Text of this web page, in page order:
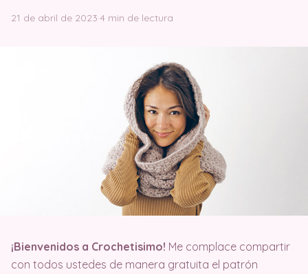
21 de abril de 2023·4 min de lectura
¡Bienvenidos a Crochetisimo! Me complace compartir
con todos ustedes de manera gratuita el patrón